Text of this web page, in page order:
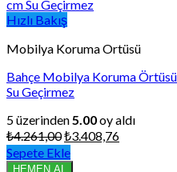
Hızlı Bakış
Mobilya Koruma Ortüsü
Bahçe Mobilya Koruma
Su Geçirmez
5 üzerinden 5.00oy aldı
₺4.261,00Orijinal
fiyat:
₺4.261,00.
₺3.408,76
Sepete Ekle
HEMEN AL